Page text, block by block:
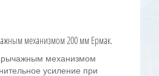
механизмом 200 мм Ермак.
механизмом
усиление при